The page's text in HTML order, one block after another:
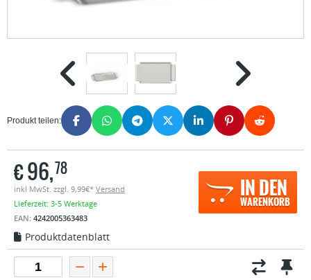
Produkt teilen:
IN DEN
WARENKORB
€96,78
inkl MwSt. zzgl. 9,99€* Versand
Lieferzeit: 3-5 Werktage
EAN: 4242005363483
Produktdatenblatt